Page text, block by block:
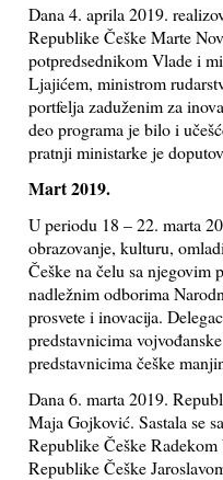
Dana 4. aprila 2019.
Republike Češke Marte
potpredsednikom Vlade i
Ljajićem, ministrom
portfelja zaduženim za
deo programa je bilo i
pratnji ministarke je
Mart 2019.
U periodu 18 – 22. marta
obrazovanje, kulturu,
Češke na čelu sa njegovim
nadležnim odborima
prosvete i inovacija.
predstavnicima
predstavnicima češke
Dana 6. marta 2019.
Maja Gojković. Sastala se
Republike Češke
Republike Češke